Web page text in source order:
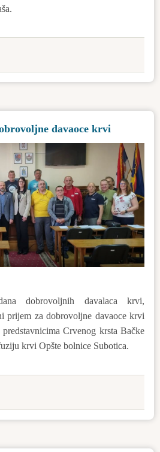
davaoce krvi
dobrovoljnih davalaca krvi,
prijem za dobrovoljne davaoce krvi
predstavnicima Crvenog krsta Bačke
krvi Opšte bolnice Subotica.